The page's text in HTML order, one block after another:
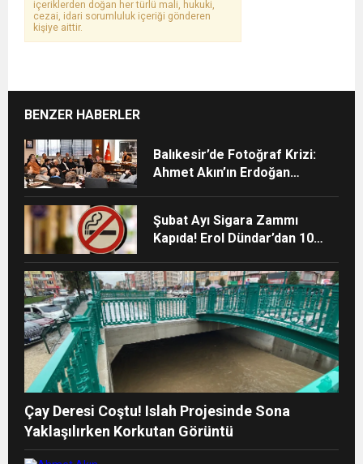
içeriklerden doğan her türlü mali, hukuki,
cezai, idari sorumluluk içeriği gönderen
kişiye aittir.
BENZER HABERLER
Balıkesir’de Fotoğraf Krizi:
Ahmet Akın’ın Erdoğan
Şubat Ayı Sigara Zammı
Kapıda! Erol Dündar’dan 10
Çay Deresi Coştu! Islah Projesinde Sona
Yaklaşılırken Korkutan Görüntü